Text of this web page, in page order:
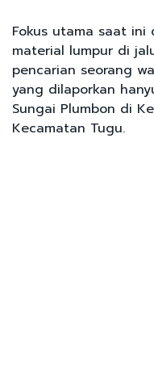
Fokus utama saat ini
material lumpur di
pencarian seorang
yang dilaporkan
Sungai Plumbon di
Kecamatan Tugu.